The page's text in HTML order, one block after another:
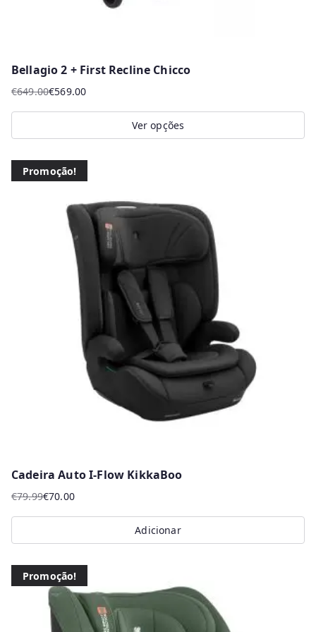
Bellagio 2 + First Recline Chicco
€649.00
O
preço
original
€649.00.
€569.00
O
preço
atual
€569.00.
Ver opções
product
Promoção!
Cadeira Auto I-Flow KikkaBoo
€79.99
O
preço
original
€79.99.
€70.00
O
preço
atual
€70.00.
Adicionar
Promoção!